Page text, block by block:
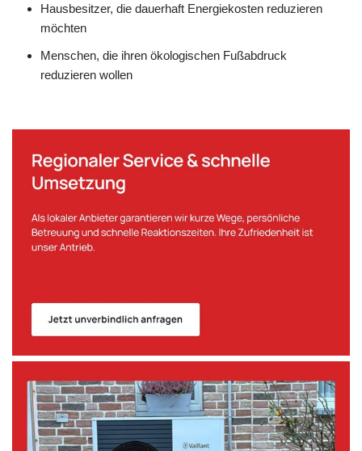
Hausbesitzer, die dauerhaft Energiekosten reduzieren
möchten
Menschen, die ihren ökologischen Fußabdruck
reduzieren wollen